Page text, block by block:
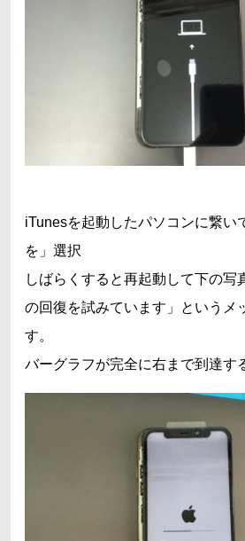
iTunesを起動したパソコンに繋い
を」選択
しばらくすると再起動して下の写
の回復を試みています」というメ
す。
バーグラフが完全に右まで到達す